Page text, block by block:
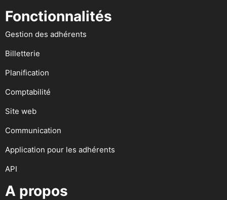
Fonctionnalités
Gestion des adhérents
Billetterie
Planification
Comptabilité
Site web
Communication
Application pour les adhérents
API
A propos